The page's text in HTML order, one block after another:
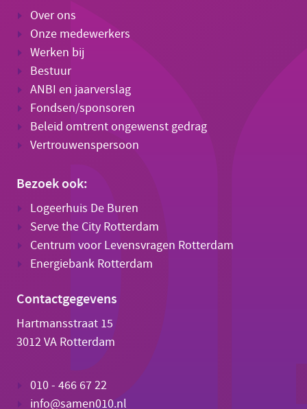
Over ons
Onze medewerkers
Werken bij
Bestuur
ANBI en jaarverslag
Fondsen/sponsoren
Beleid omtrent ongewenst gedrag
Vertrouwenspersoon
Bezoek ook:
Logeerhuis De Buren
Serve the City Rotterdam
Centrum voor Levensvragen Rotterdam
Energiebank Rotterdam
Contactgegevens
Hartmansstraat 15
3012 VA Rotterdam
010 - 466 67 22
info@samen010.nl